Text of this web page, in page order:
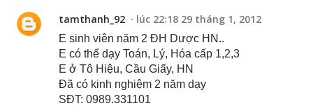
tamthanh_92 lúc 22:18 29 tháng 1, 2012
E sinh viên năm 2 ĐH Dược HN..
E có thể dạy Toán, Lý, Hóa cấp 1,2,3
E ở Tô Hiệu, Cầu Giấy, HN
Đã có kinh nghiệm 2 năm dạy
SĐT: 0989.331101